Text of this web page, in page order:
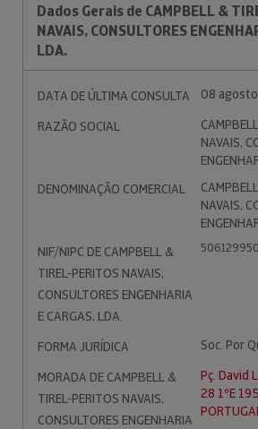
Dados Gerais de CAMPBELL &
NAVAIS, CONSULTORES
LDA.
DATA DE ÚLTIMA CONSULTA
08
RAZÃO SOCIAL
NAVAIS,
DENOMINAÇÃO COMERCIAL
NAVAIS,
NIF/NIPC DE CAMPBELL &
TIREL-PERITOS NAVAIS,
CONSULTORES ENGENHARIA
E CARGAS, LDA.
506129950
FORMA JURÍDICA
Soc. Por
MORADA DE CAMPBELL &
TIREL-PERITOS NAVAIS,
CONSULTORES ENGENHARIA
Pç. David
28 1ºE